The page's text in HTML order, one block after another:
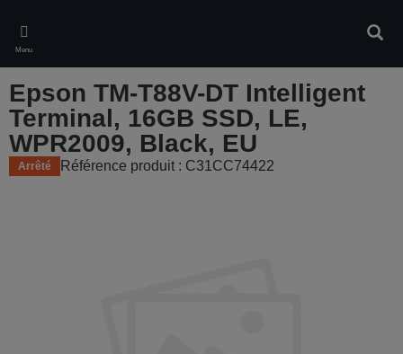
main
content
Menu
Epson TM-T88V-DT Intelligent
Terminal, 16GB SSD, LE,
WPR2009, Black, EU
Arrêté Référence produit : C31CC74422